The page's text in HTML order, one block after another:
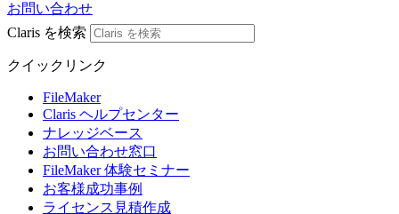
お問い合わせ
Claris を検索
クイックリンク
FileMaker
Claris ヘルプセンター
ナレッジベース
お問い合わせ窓口
FileMaker 体験セミナー
お客様成功事例
ライセンス見積作成